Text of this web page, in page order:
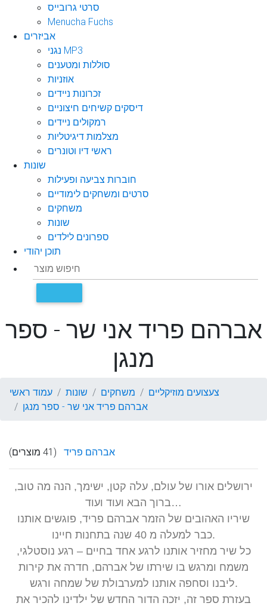
סרטי גרובייס
Menucha Fuchs
אביזרים
נגני MP3
סוללות ומטענים
אוזניות
זכרונות ניידים
דיסקים קשיחים חיצוניים
רמקולים ניידים
מצלמות דיגיטליות
ראשי דיו וטונרים
שונות
חוברות צביעה ופעילות
סרטים ומשחקים לימודיים
משחקים
שונות
ספרונים לילדים
תוכן יהודי
אברהם פריד אני שר - ספר
מנגן
עמוד ראשי שונות משחקים
צעצועים מוזיקליים
אברהם פריד אני שר - ספר מנגן
אברהם פריד (41 מוצרים)
ירושלים אורו של עולם, עלה קטן, ישימך, הנה מה טוב,
ברוך הבא ועוד ועוד…
שיריו האהובים של הזמר אברהם פריד, פוגשים אותנו
כבר למעלה מ 40 שנה בתחנות חיינו.
כל שיר מחזיר אותנו לרגע אחד בחיים – רגע נוסטלגי,
משמח ומרגש בו שירתו של אברהם, חדרה את קירות
ליבנו וסחפה אותנו למערבולת של שמחה ורגש.
בעזרת ספר זה, יזכה הדור החדש של ילדינו להכיר את